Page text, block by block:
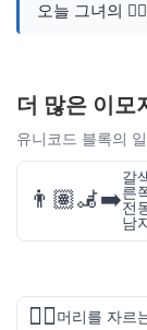
오늘 그녀의
더 많은 이모
유니코드 블록의
👨🏽‍🦼‍➡️
갈
른
전
남
💇‍♀️머리를 자르